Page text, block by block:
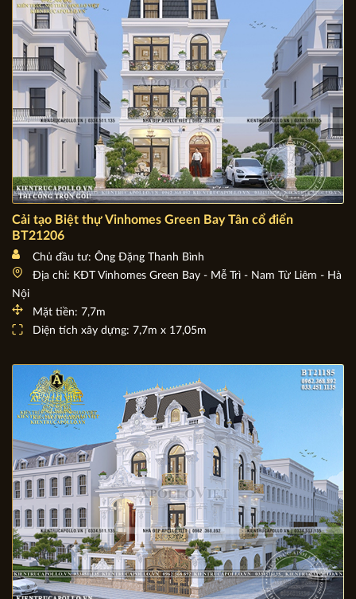
Diện tích xây dựng: 10m x 14m
Cải tạo Biệt thự Vinhomes Green Bay Tân cổ điển
BT21206
Chủ đầu tư: Ông Đặng Thanh Bình
Địa chỉ: KĐT Vinhomes Green Bay - Mễ Trì - Nam Từ Liêm - Hà
Mặt tiền: 7,7m
Diện tích xây dựng: 7,7m x 17,05m